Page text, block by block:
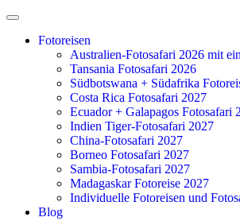
Zum
springenFotoreisen
Australien-Fotosafari 2026 mit
Tansania Fotosafari 2026
Südbotswana + Südafrika
Costa Rica Fotosafari 2027
Ecuador + Galapagos Fotosafari
Indien Tiger-Fotosafari 2027
China-Fotosafari 2027
Borneo Fotosafari 2027
Sambia-Fotosafari 2027
Madagaskar Fotoreise 2027
Individuelle Fotoreisen und
Blog